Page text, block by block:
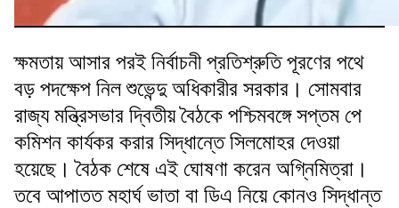
ক্ষমতায় আসার পরই নির্বাচনী প্রতিশ্রুতি পূরণের পথে
বড় পদক্ষেপ নিল শুভেন্দু অধিকারীর সরকার। সোমবার
রাজ্য মন্ত্রিসভার দ্বিতীয় বৈঠকে পশ্চিমবঙ্গে সপ্তম পে
কমিশন কার্যকর করার সিদ্ধান্তে সিলমোহর দেওয়া
হয়েছে। বৈঠক শেষে এই ঘোষণা করেন অগ্নিমিত্রা।
তবে আপাতত মহার্ঘ ভাতা বা ডিএ নিয়ে কোনও সিদ্ধান্ত